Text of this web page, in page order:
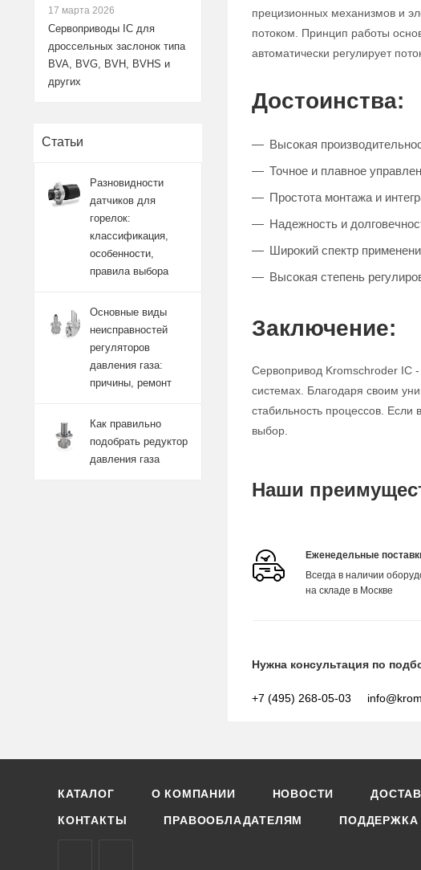
прецизионных механизмов и
потоком. Принцип работы
автоматически регулирует
Достоинства:
Высокая
Точное и плавное
Простота монтажа и
Надежность и
Широкий спектр
Высокая степень
Заключение:
Сервопривод Kromschroder IC
системах. Благодаря своим
стабильность процессов.
выбор.
Наши
Еженедельные
Всегда в наличии
на складе в Москве
Нужна консультация по
+7 (495) 268-05-03
17 марта 2026
Сервоприводы IC для
дроссельных заслонок типа
BVA, BVG, BVH, BVHS и
других
Статьи
Разновидности
датчиков для
горелок:
классификация,
особенности,
правила выбора
Основные виды
неисправностей
регуляторов
давления газа:
причины, ремонт
Как правильно
подобрать редуктор
давления газа
КАТАЛОГ О КОМПАНИИ НОВОСТИ
КОНТАКТЫ ПРАВООБЛАДАТЕЛЯМ ПОДДЕРЖКА